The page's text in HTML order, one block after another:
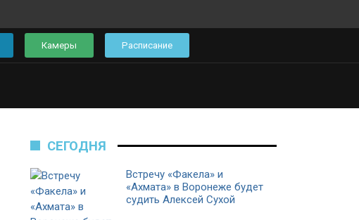
Камеры Расписание
СЕГОДНЯ
Встречу «Факела» и
«Ахмата» в Воронеже будет
судить Алексей Сухой